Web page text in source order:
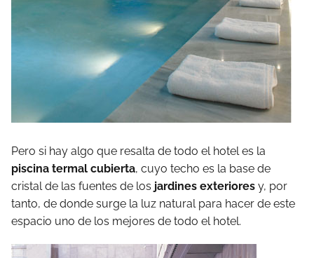
Pero si hay algo que resalta de todo el hotel es la
piscina termal cubierta, cuyo techo es la base de
cristal de las fuentes de los jardines exteriores y, por
tanto, de donde surge la luz natural para hacer de este
espacio uno de los mejores de todo el hotel.